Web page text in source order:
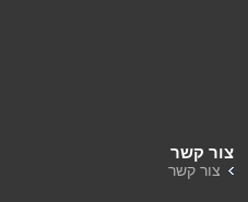
צור קשר
צור קשר